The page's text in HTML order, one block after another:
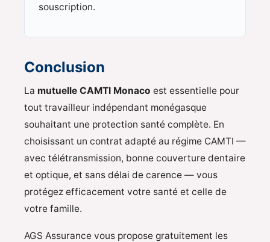
souscription.
Conclusion
La mutuelle CAMTI Monaco est essentielle pour
tout travailleur indépendant monégasque
souhaitant une protection santé complète. En
choisissant un contrat adapté au régime CAMTI —
avec télétransmission, bonne couverture dentaire
et optique, et sans délai de carence — vous
protégez efficacement votre santé et celle de
votre famille.
AGS Assurance vous propose gratuitement les